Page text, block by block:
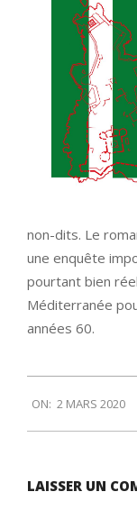
non-dits. Le
une enquête
pourtant bien
Méditerranée
années 60.
03-
02
ON: 2 MARS 2020
LAISSER UN